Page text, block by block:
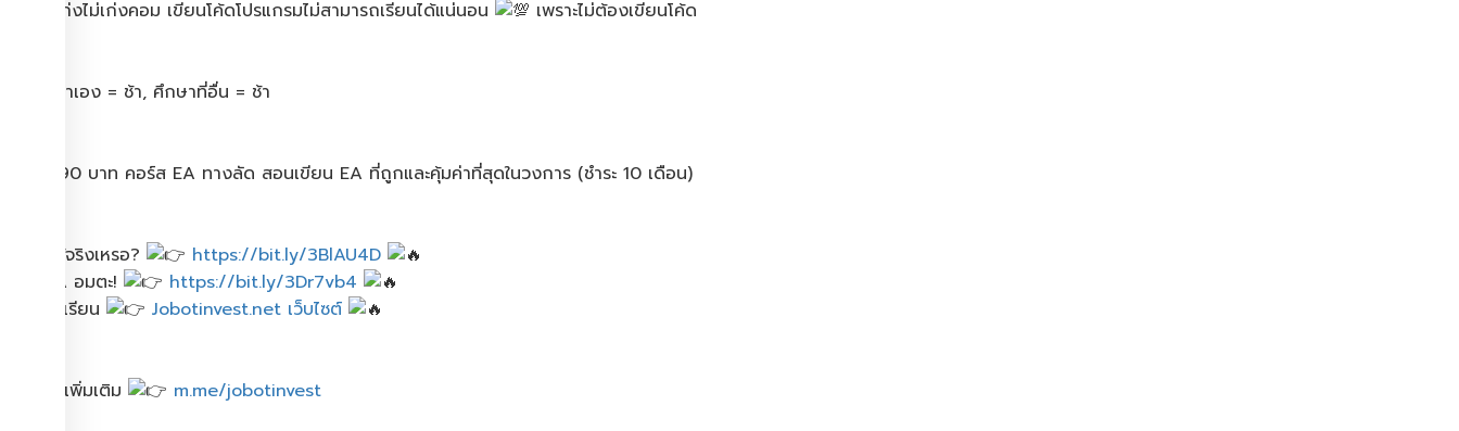
เทรดไม่เก่งไม่เก่งคอม เขียนโค้ดโปรแกรมไม่สามารถเรียนได้แน่นอน​
เพราะไม่ต้องเขียนโค้ด
ศึกษาเอง = ช้า, ศึกษาที่อื่น = ช้า
เพียง 990 บาท คอร์ส EA ทางลัด สอนเขียน EA ที่ถูกและคุ้มค่าที่สุดในวงการ (ชำระ 10 เดือน)
ทำเงินได้จริงเหรอ?
https://bit.ly/3BlAU4D
5 ข้อ​ EA อมตะ!
https://bit.ly/3Dr7vb4
ดูรีวิวนักเรียน
Jobotinvest.net เว็บไซต์
สอบถามเพิ่มเติม m.me/jobotinvest